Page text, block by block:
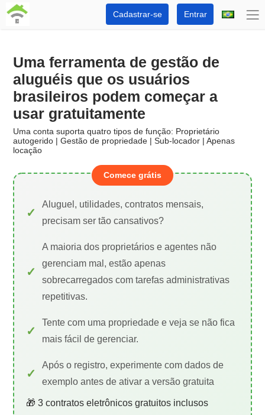
Cadastrar-se Entrar
Uma ferramenta de gestão de
aluguéis que os usuários
brasileiros podem começar a
usar gratuitamente
Uma conta suporta quatro tipos de função: Proprietário
autogerido | Gestão de propriedade | Sub-locador | Apenas
locação
Comece grátis
Aluguel, utilidades, contratos mensais,
precisam ser tão cansativos?
A maioria dos proprietários e agentes não
gerenciam mal, estão apenas
sobrecarregados com tarefas administrativas
repetitivas.
Tente com uma propriedade e veja se não fica
mais fácil de gerenciar.
Após o registro, experimente com dados de
exemplo antes de ativar a versão gratuita
🎁 3 contratos eletrônicos gratuitos inclusos